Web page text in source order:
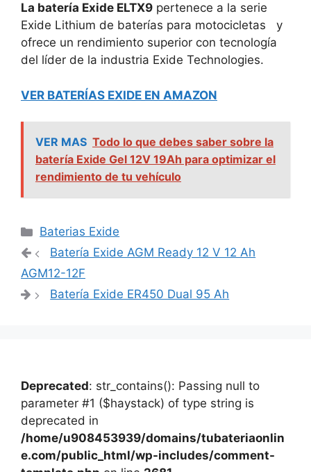
La batería Exide ELTX9 pertenece a la serie
Exide Lithium de baterías para motocicletas
y
ofrece un rendimiento superior con tecnología
del líder de la industria Exide Technologies.
VER BATERÍAS EXIDE EN AMAZON
VER MAS Todo lo que debes saber sobre la
batería Exide Gel 12V 19Ah para optimizar el
rendimiento de tu vehículo
Categorías
Baterias Exide
Navegación
de
Batería Exide AGM Ready 12 V 12 Ah
AGM12-12F
Batería Exide ER450 Dual 95 Ah
Deprecated: str_contains(): Passing null to
parameter #1 ($haystack) of type string is
deprecated in
/home/u908453939/domains/tubateriaonlin
e.com/public_html/wp-includes/comment-